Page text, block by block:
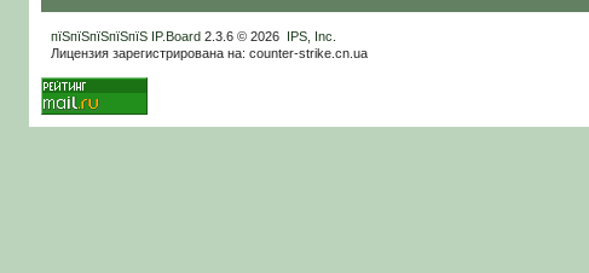
пїЅпїЅпїЅпїЅпїЅ IP.Board2.3.6 © 2026 IPS, Inc
Лицензия зарегистрирована на: counter-strike.cn.ua